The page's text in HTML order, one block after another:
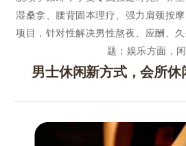
湿桑拿、腰背固本理疗、强力肩颈按
项目，针对性解决男性熬夜、应酬、
题；娱乐方面，
男士休闲新方式，会所